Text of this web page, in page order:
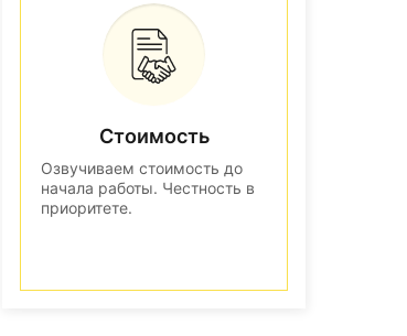
Стоимость
Озвучиваем стоимость до
начала работы. Честность в
приоритете.